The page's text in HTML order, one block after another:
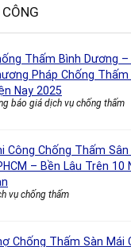
Thấm Bình Dương –
Pháp Chống Thấm
Nay 2025
báo giá dịch vụ chống thấm
Công Chống Thấm
– Bền Lâu Trên 10
vụ chống thấm
Chống Thấm Sàn Mái